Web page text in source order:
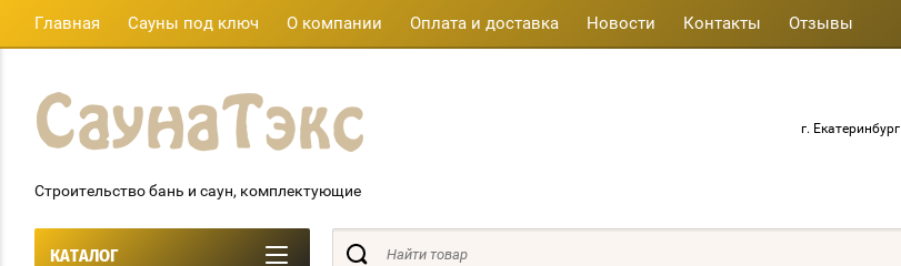
Главная Сауны под ключ О компании Оплата и доставка Новости Контакты Отзывы
Строительство бань и саун, комплектующие
г.
КАТАЛОГ